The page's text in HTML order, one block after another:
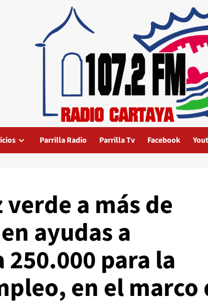
Parrilla Radio Parrilla Tv Facebook
a más de
ayudas a
para la
en el marco